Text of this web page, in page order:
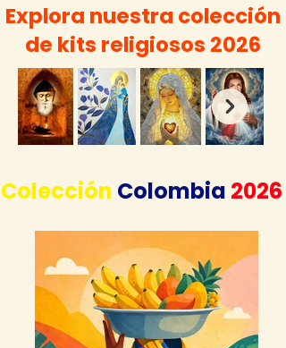
Explora nuestra colección
de kits religiosos 2026
Colección Colombia 2026